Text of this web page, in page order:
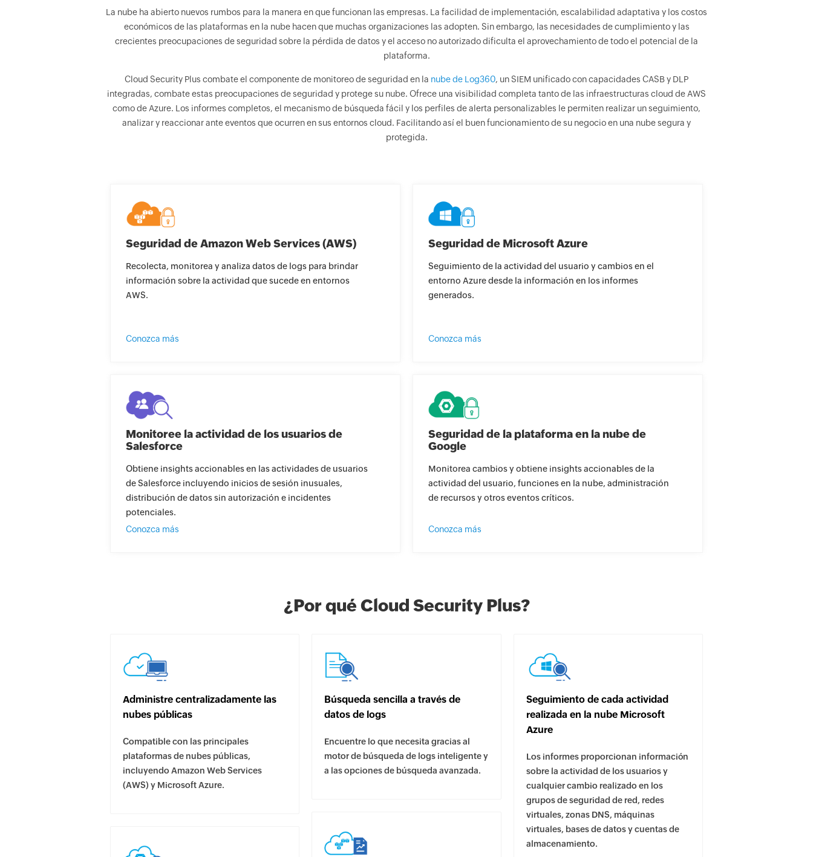
La nube ha abierto nuevos rumbos para la manera en que funcionan las empresas. La facilidad de implementación, escalabilidad adaptativa y los costos
económicos de las plataformas en la nube hacen que muchas organizaciones las adopten. Sin embargo, las necesidades de cumplimiento y las
crecientes preocupaciones de seguridad sobre la pérdida de datos y el acceso no autorizado dificulta el aprovechamiento de todo el potencial de la
plataforma.
Cloud Security Plus combate el componente de monitoreo de seguridad en la nube de Log360, un SIEM unificado con capacidades CASB y DLP
integradas, combate estas preocupaciones de seguridad y protege su nube. Ofrece una visibilidad completa tanto de las infraestructuras cloud de AWS
como de Azure. Los informes completos, el mecanismo de búsqueda fácil y los perfiles de alerta personalizables le permiten realizar un seguimiento,
analizar y reaccionar ante eventos que ocurren en sus entornos cloud. Facilitando así el buen funcionamiento de su negocio en una nube segura y
protegida.
Seguridad de Amazon Web Services (AWS)
Recolecta, monitorea y analiza datos de logs para brindar
información sobre la actividad que sucede en entornos
AWS.
Conozca más
Seguridad de Microsoft Azure
Seguimiento de la actividad del usuario y cambios en el
entorno Azure desde la información en los informes
generados.
Conozca más
Monitoree la actividad de los usuarios de
Salesforce
Obtiene insights accionables en las actividades de usuarios
de Salesforce incluyendo inicios de sesión inusuales,
distribución de datos sin autorización e incidentes
potenciales.
Conozca más
Seguridad de la plataforma en la nube de
Google
Monitorea cambios y obtiene insights accionables de la
actividad del usuario, funciones en la nube, administración
de recursos y otros eventos críticos.
Conozca más
¿Por qué Cloud Security Plus?
Administre centralizadamente las
nubes públicas
Compatible con las principales
plataformas de nubes públicas,
incluyendo Amazon Web Services
(AWS) y Microsoft Azure.
Búsqueda sencilla a través de
datos de logs
Encuentre lo que necesita gracias al
motor de búsqueda de logs inteligente y
a las opciones de búsqueda avanzada.
Seguimiento de cada actividad
realizada en la nube Microsoft
Azure
Los informes proporcionan información
sobre la actividad de los usuarios y
cualquier cambio realizado en los
grupos de seguridad de red, redes
virtuales, zonas DNS, máquinas
virtuales, bases de datos y cuentas de
almacenamiento.